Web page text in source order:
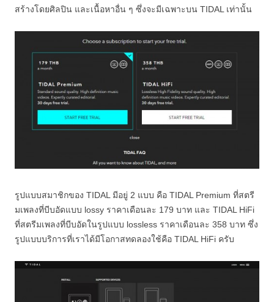
สร้างโดยศิลปิน และเนื้อหาอื่น ๆ ซึ่งจะมีเฉพาะบน TIDAL เท่านั้น
รูปแบบสมาชิกของ TIDAL มีอยู่ 2 แบบ คือ TIDAL Premium ที่สตรี
มเพลงที่บีบอัดแบบ lossy ราคาเดือนละ 179 บาท และ TIDAL HiFi
ที่สตรีมเพลงที่บีบอัดในรูปแบบ lossless ราคาเดือนละ 358 บาท ซึ่ง
รูปแบบบริการที่เราได้มีโอกาสทดลองใช้คือ TIDAL HiFi ครับ